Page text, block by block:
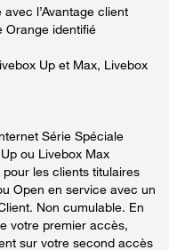
l’Avantage client
Orange identifié
Up et Max, Livebox
Série Spéciale
ou Livebox Max
les clients titulaires
Open en service avec un
Non cumulable. En
votre premier accès,
sur votre second accès